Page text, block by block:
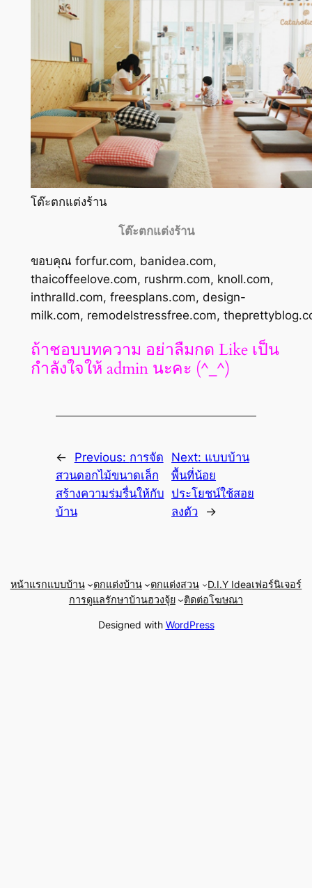
โต๊ะตกแต่งร้าน
โต๊ะตกแต่งร้าน
ขอบคุณ forfur.com, banidea.com,
thaicoffeelove.com, rushrm.com, knoll.com,
inthralld.com, freesplans.com, design-
milk.com, remodelstressfree.com,
ถ้าชอบบทความ อย่าลืมกด Like เป็น
กำลังใจให้ admin นะคะ (^_^)
← Previous: การจัด
สวนดอกไม้ขนาดเล็ก
สร้างความร่มรื่นให้กับ
บ้าน
Next: แบบบ้าน
พื้นที่น้อย
ประโยชน์ใช้สอย
ลงตัว
→
หน้าแรกแบบบ้าน ตกแต่งบ้าน ตกแต่งสวน D.I.Y Ideaเฟอร์นิเจอร์
การดูแลรักษาบ้านฮวงจุ้ย ติดต่อโฆษณา
Designed with WordPress